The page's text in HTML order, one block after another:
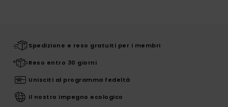
Spedizione e reso gratuiti per i membri
Reso entro 30 giorni
Unisciti al programma fedeltà
Il nostro impegno ecologico